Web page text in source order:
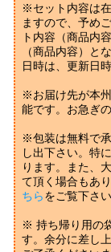
※セット内容は
ますので、予め
ト内容（商品内
（商品内容）と
日時は、更新日
※お届け先が本
能です。お急ぎ
※包装は無料で
し出下さい。特
ります。また、
て頂く場合もあ
ちらをご覧下さい
※ 持ち帰り用の
す。余分に差し